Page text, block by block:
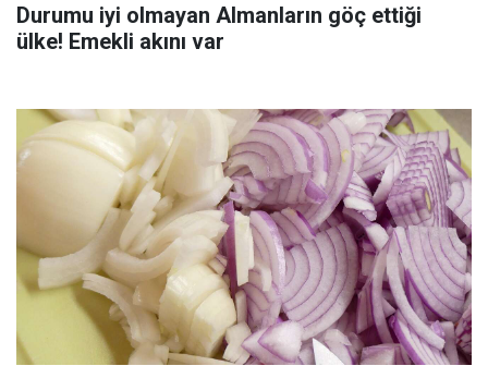
Durumu iyi olmayan Almanların göç ettiği
ülke! Emekli akını var